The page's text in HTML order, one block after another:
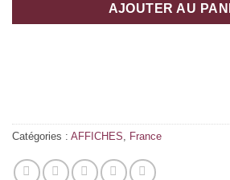
AJOUTER AU
Catégories : AFFICHES, France